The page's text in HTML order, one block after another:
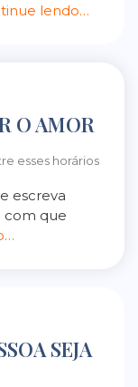
lendo…
O AMOR
esses horários
escreva
com que
SEJA